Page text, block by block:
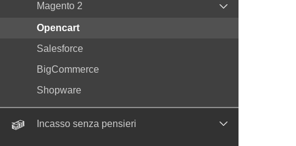
Magento 2
Opencart
Salesforce
BigCommerce
Shopware
Incasso senza pensieri